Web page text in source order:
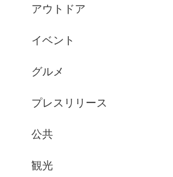
アウトドア
イベント
グルメ
プレスリリース
公共
観光